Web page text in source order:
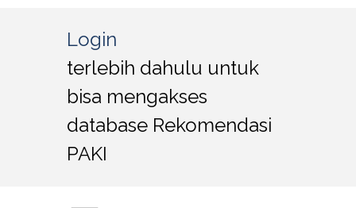
Login
terlebih dahulu untuk
bisa mengakses
database Rekomendasi
PAKI